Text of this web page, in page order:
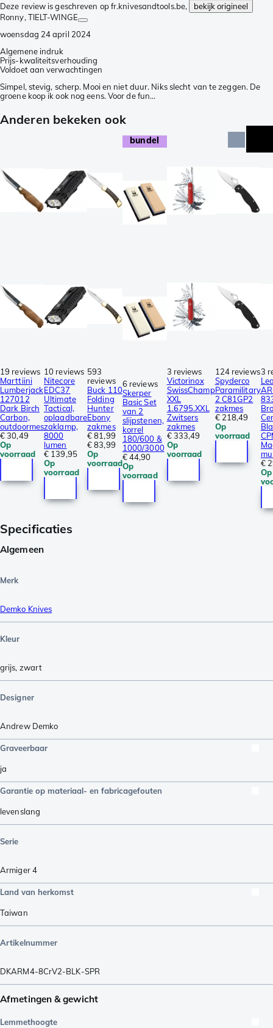
Deze review is geschreven op fr.knivesandtools.be,
bekijk origineel
Ronny, TIELT-WINGE
woensdag 24 april 2024
Algemene indruk
Prijs-kwaliteitsverhouding
Voldoet aan verwachtingen
Simpel, stevig, scherp. Mooi en niet duur. Niks slecht van te zeggen. De
groene koop ik ook nog eens. Voor de fun...
Anderen bekeken ook
19 reviews
Marttiini
Lumberjack
127012
Dark Birch
Carbon,
outdoormes
€ 30,49
Op
voorraad
10 reviews
Nitecore
EDC37
Ultimate
Tactical,
oplaadbare
zaklamp,
8000
lumen
€ 139,95
Op
voorraad
593
reviews
Buck 110
Folding
Hunter
Ebony
zakmes
€ 81,99
€ 83,99
Op
voorraad
bundel
6 reviews
Skerper
Basic Set
van 2
slijpstenen,
korrel
180/600 &
1000/3000
€ 44,90
Op
voorraad
3 reviews
Victorinox
SwissChamp
XXL
1.6795.XXL
Zwitsers
zakmes
€ 333,49
Op
voorraad
124 reviews
Spyderco
Paramilitary
2 C81GP2
zakmes
€ 218,49
Op
voorraad
3
€
Op
Specificaties
Algemeen
Merk
Demko Knives
Kleur
grijs, zwart
Designer
Andrew Demko
Graveerbaar
ja
Garantie op materiaal- en fabricagefouten
levenslang
Serie
Armiger 4
Land van herkomst
Taiwan
Artikelnummer
DKARM4-8CrV2-BLK-SPR
Afmetingen & gewicht
Lemmethoogte